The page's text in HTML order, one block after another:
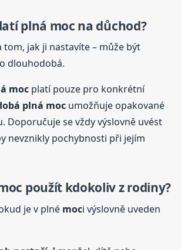
plná moc na důchod?
tom, jak ji nastavíte – může být
dlouhodobá.
moc platí pouze pro konkrétní
plná moc umožňuje opakované
Doporučuje se vždy výslovně uvést
nevznikly pochybnosti při jejím
použít kdokoliv z rodiny?
je v plné moci výslovně uveden